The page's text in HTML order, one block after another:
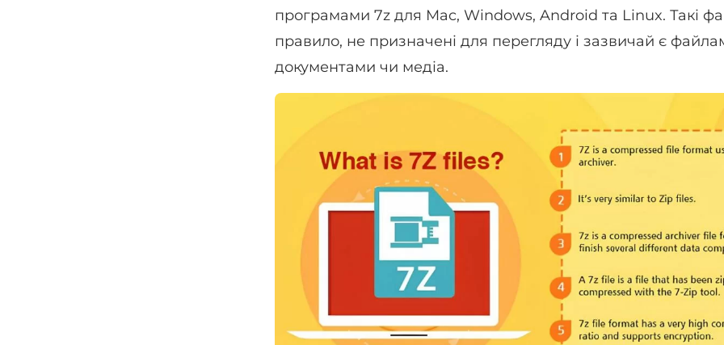
програмами 7z для Mac, Windows, Android та Linux. Такі
правило, не призначені для перегляду і зазвичай є
документами чи медіа.